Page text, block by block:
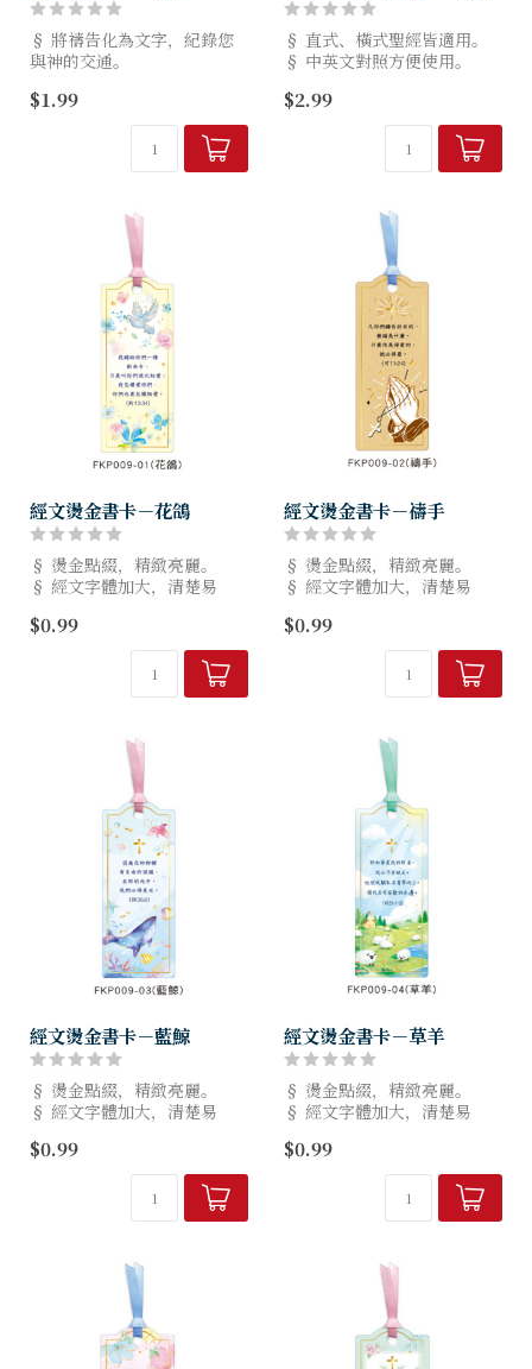
§ 將禱告化為文字，紀錄您
與神的交通。
張，2種款式。
§ 台灣設計製造，品質有保
$1.99
§ 直式、橫式聖經皆適用。
§ 中英文對照方便使用。
§ 規格：6.9x14.5cm。
§ 台灣本地設計製造，品質
$2.99
經文燙金書卡－花鴿
§ 燙金點綴，精緻亮麗。
§ 經文字體加大，清楚易
§ 規格：5.5x14cm，8種款
§ 台灣設計製造，品質有保
$0.99
經文燙金書卡－禱手
§ 燙金點綴，精緻亮麗。
§ 經文字體加大，清楚易
§ 規格：5.5x14cm，8種款
§ 台灣設計製造，品質有保
$0.99
經文燙金書卡－藍鯨
§ 燙金點綴，精緻亮麗。
§ 經文字體加大，清楚易
§ 規格：5.5x14cm，8種款
§ 台灣設計製造，品質有保
$0.99
經文燙金書卡－草羊
§ 燙金點綴，精緻亮麗。
§ 經文字體加大，清楚易
§ 規格：5.5x14cm，8種款
§ 台灣設計製造，品質有保
$0.99